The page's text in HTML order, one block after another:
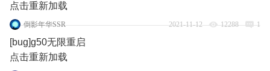
点击重新加载
倒影年华SSR 2021-11-12 12288 1
[bug]g50无限重启
点击重新加载